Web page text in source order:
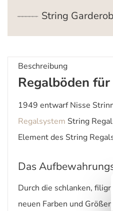
String
Beschreibung
Regalböden
1949 entwarf Nisse
Regalsystem String
Element des String
Das
Durch die schlanken,
neuen Farben und